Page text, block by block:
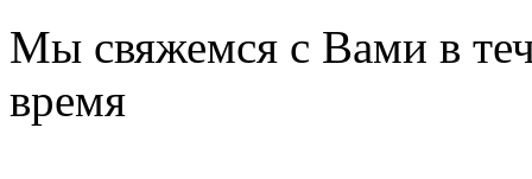
Мы свяжемся с Вами в
время